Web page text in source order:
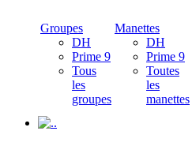
Groupes
DH
Prime 9
Tous
les
groupes
Manettes
DH
Prime 9
Toutes
les
manettes
.